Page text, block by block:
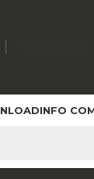
INFO